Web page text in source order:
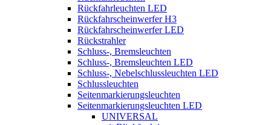
Rückfahrleuchten LED
Rückfahrscheinwerfer H3
Rückfahrscheinwerfer LED
Rückstrahler
Schluss-, Bremsleuchten
Schluss-, Bremsleuchten LED
Schluss-, Nebelschlussleuchten LED
Schlussleuchten
Seitenmarkierungsleuchten
Seitenmarkierungsleuchten LED
UNIVERSAL